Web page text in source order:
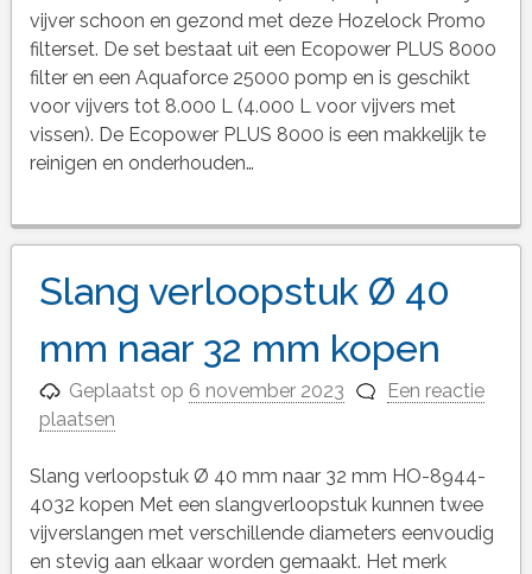
vijver schoon en gezond met deze Hozelock Promo
filterset. De set bestaat uit een Ecopower PLUS 8000
filter en een Aquaforce 25000 pomp en is geschikt
voor vijvers tot 8.000 L (4.000 L voor vijvers met
vissen). De Ecopower PLUS 8000 is een makkelijk te
reinigen en onderhouden…
Slang verloopstuk Ø 40
mm naar 32 mm kopen
Geplaatst op 6 november 2023
Een reactie
plaatsen
Slang verloopstuk Ø 40 mm naar 32 mm HO-8944-
4032 kopen Met een slangverloopstuk kunnen twee
vijverslangen met verschillende diameters eenvoudig
en stevig aan elkaar worden gemaakt. Het merk